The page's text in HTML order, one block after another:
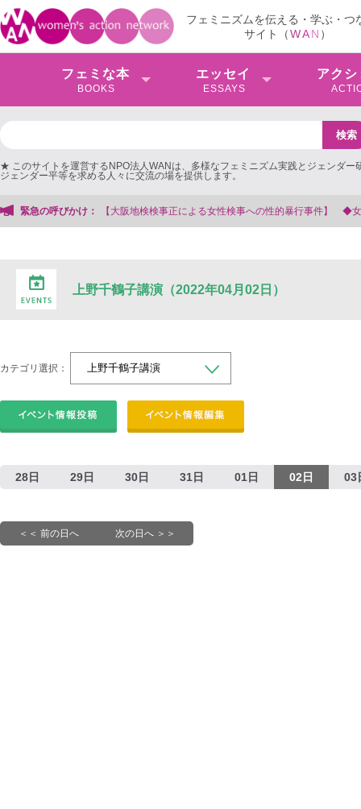
フェミニズムを伝える・学ぶ・つ
サイト（WAN ）
フェミな本
BOOKS
エッセイ
ESSAYS
アクシ
★ このサイトを運営するNPO法人WANは、多様なフェミニズム実践とジェンダー
ジェンダー平等を求める人々に交流の場を提供します。
緊急の呼びかけ：
地検検事正による女性検事への性的暴行事件】 ◆女性検事を支援する会事務局
上野千鶴子講演（2022年04月02日）
カテゴリ選択：
28日 29日 30日 31日 01日 02日 03
＜＜ 前の日へ 次の日へ ＞＞